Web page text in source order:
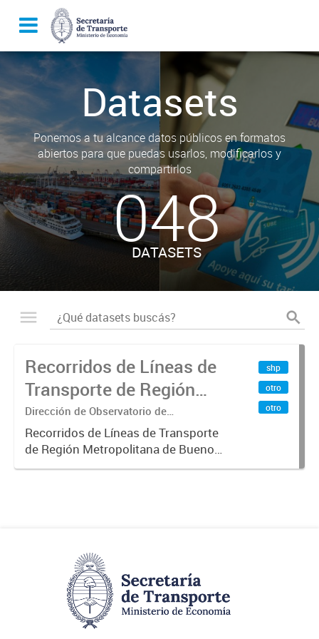
Datasets
Ponemos a tu alcance datos públicos en formatos
abiertos para que puedas usarlos, modificarlos y
compartirlos
048
DATASETS
Recorridos de Líneas de
Transporte de Región
Metropolitana de
Buenos Aires (RMBA)
Dirección de Observatorio de
Transporte, Estudio y Sistemas
Recorridos de Líneas de Transporte
de Región Metropolitana de Buenos
Aires (RMBA).-
shp
otro
otro